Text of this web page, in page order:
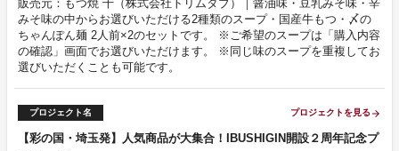
販売元：もつ焼 千（株式会社トリムタブ）｜醤油味・豆乳みそ味・辛
みそ味の中からお選びいただける2種類のスープ・国産牛もつ・〆の
ちゃんぽん麺 2人前×2のセットです。 ※ご希望のスープは「購入内容
の確認」画面でお選びいただけます。 ※同じ味のスープを重複してお
選びいただくことも可能です。
プロジェクト名 プロジェクトを見る arrow_forward
【彩の国・埼玉発】人気商品が大集合！IBUSHIGIN開設２周年記念プ